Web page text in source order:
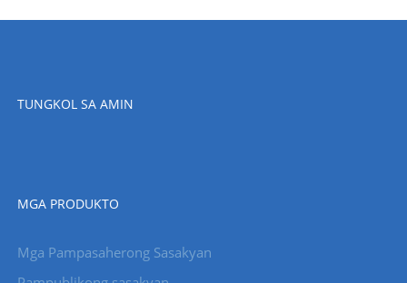
TUNGKOL SA AMIN
MGA PRODUKTO
Mga Pampasaherong Sasakyan